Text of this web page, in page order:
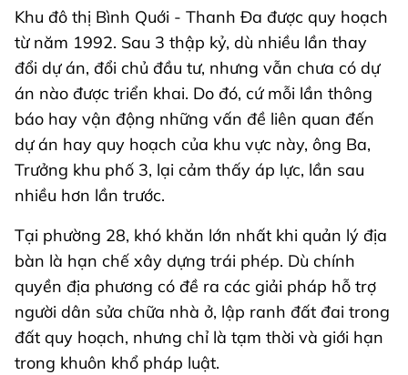
Khu đô thị Bình Quới - Thanh Đa được quy hoạch
từ năm 1992. Sau 3 thập kỷ, dù nhiều lần thay
đổi dự án, đổi chủ đầu tư, nhưng vẫn chưa có dự
án nào được triển khai. Do đó, cứ mỗi lần thông
báo hay vận động những vấn đề liên quan đến
dự án hay quy hoạch của khu vực này, ông Ba,
Trưởng khu phố 3, lại cảm thấy áp lực, lần sau
nhiều hơn lần trước.
Tại phường 28, khó khăn lớn nhất khi quản lý địa
bàn là hạn chế xây dựng trái phép. Dù chính
quyền địa phương có đề ra các giải pháp hỗ trợ
người dân sửa chữa nhà ở, lập ranh đất đai trong
đất quy hoạch, nhưng chỉ là tạm thời và giới hạn
trong khuôn khổ pháp luật.